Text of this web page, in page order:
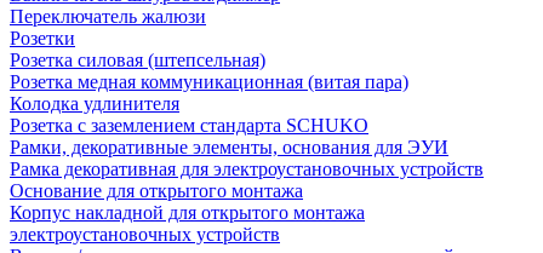
Переключатель жалюзи
Розетки
Розетка силовая (штепсельная)
Розетка медная коммуникационная (витая пара)
Колодка удлинителя
Розетка с заземлением стандарта SCHUKO
Рамки, декоративные элементы, основания для ЭУИ
Рамка декоративная для электроустановочных устройств
Основание для открытого монтажа
Корпус накладной для открытого монтажа
электроустановочных устройств